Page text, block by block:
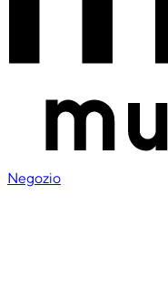
Negozio